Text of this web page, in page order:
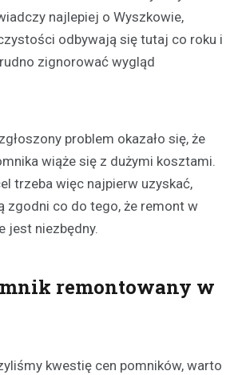
najlepiej o Wyszkowie,
odbywają się tutaj co roku i
zignorować wygląd
problem okazało się, że
wiąże się z dużymi kosztami.
trzeba więc najpierw uzyskać,
zgodni co do tego, że remont w
jest niezbędny.
remontowany w
kwestię cen pomników, warto